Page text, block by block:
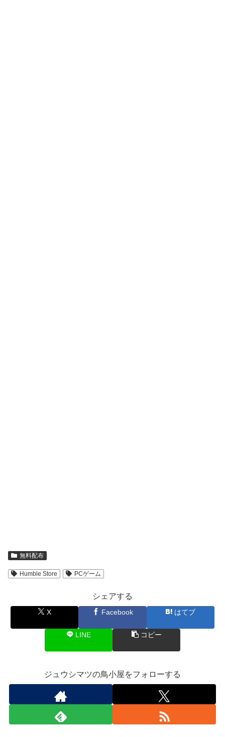
無料配布
Humble Store PCゲーム
シェアする
X Facebook はてブ
LINE コピー
ジュウシマツの鳥小屋をフォローする